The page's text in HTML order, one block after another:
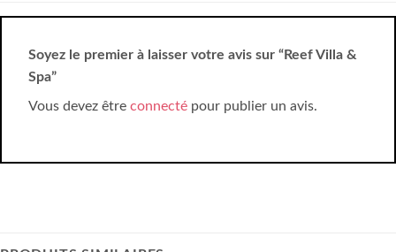
Soyez le premier à laisser votre avis sur “Reef Villa &
Spa”
Vous devez être connecté pour publier un avis.